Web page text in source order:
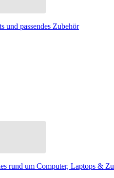
und passendes Zubehör
rund um Computer, Laptops &